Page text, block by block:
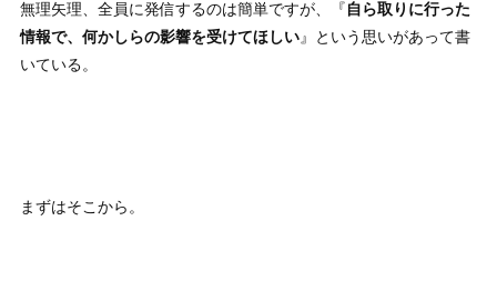
無理矢理、全員に発信するのは簡単ですが、『自ら取りに行った
情報で、何かしらの影響を受けてほしい』という思いがあって書
いている。
まずはそこから。